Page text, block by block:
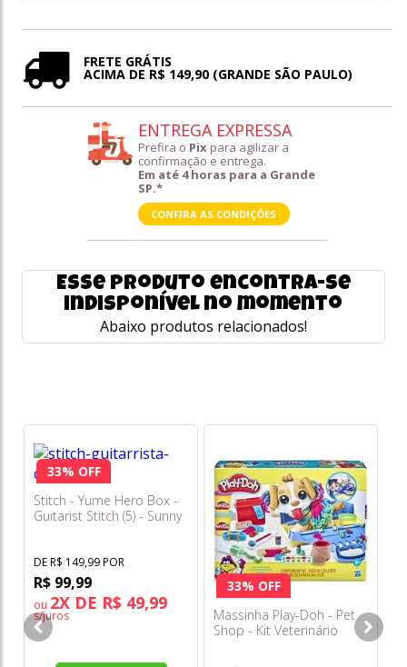
FRETE GRÁTIS
ACIMA DE R$ 149,90 (GRANDE SÃO PAULO)
ENTREGA EXPRESSA
Prefira o Pix para agilizar a
confirmação e entrega.
Em até 4 horas para a Grande
SP.*
CONFIRA AS CONDIÇÕES
Esse produto encontra-se
indisponível no momento
Abaixo produtos relacionados!
33% OFF
Stitch - Yume Hero Box -
Guitarist Stitch (5) - Sunny
DE R$ 149,99 POR
R$ 99,99
ou 2X DE R$ 49,99
s/juros
33% OFF
Massinha Play-Doh - Pet
Shop - Kit Veterinário